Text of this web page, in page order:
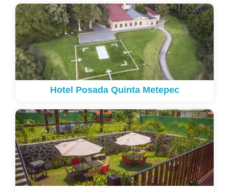
Hotel Posada Quinta Metepec